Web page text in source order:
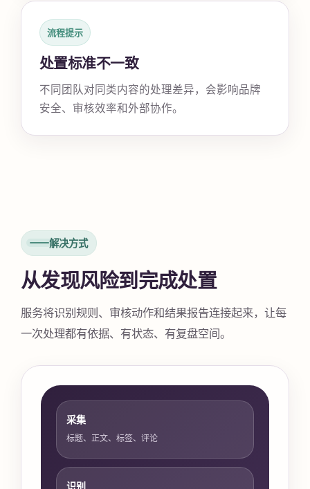
流程提示
处置标准不一致
不同团队对同类内容的处理差异，会影响品牌
安全、审核效率和外部协作。
解决方式
从发现风险到完成处置
服务将识别规则、审核动作和结果报告连接起来，让每
一次处理都有依据、有状态、有复盘空间。
采集
标题、正文、标签、评论
识别